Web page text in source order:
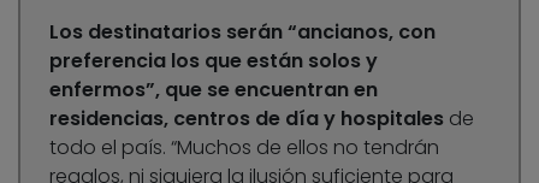
Los destinatarios serán “ancianos, con
preferencia los que están solos y
enfermos”, que se encuentran en
residencias, centros de día y hospitales de
todo el país. “Muchos de ellos no tendrán
regalos, ni siquiera la ilusión suficiente para